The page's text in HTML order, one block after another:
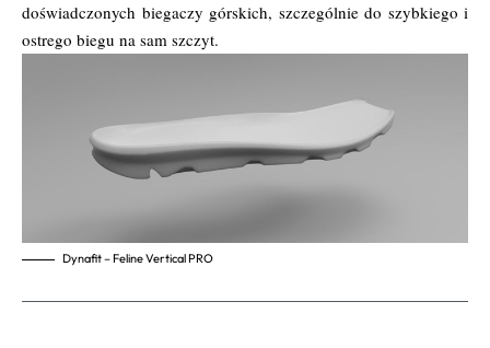
doświadczonych biegaczy górskich, szczególnie do szybkiego i
ostrego biegu na sam szczyt.
Dynafit – Feline Vertical PRO